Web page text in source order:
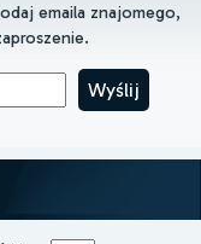
emaila znajomego,